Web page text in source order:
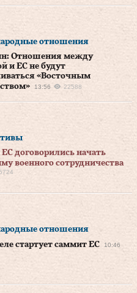
отношения
Отношения между
и ЕС не будут
«Восточным
13:56 22588
договорились начать
военного сотрудничества
отношения
стартует саммит ЕС
10:46